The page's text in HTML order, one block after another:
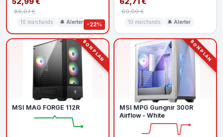
-22%
86,07 €
10 marchands 🔔 Alerter
69,99 €
10 marchands 🔔 Alerter
BON PLAN
MSI MAG FORGE 112R
BON PLAN
MSI MPG Gungnir 300R
Airflow - White